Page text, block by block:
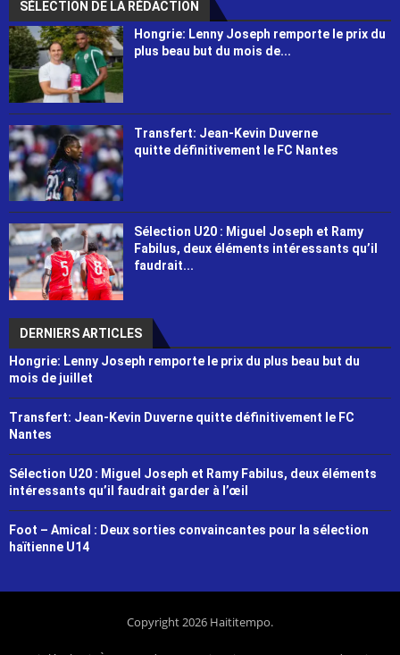
SÉLECTION DE LA RÉDACTION
Hongrie: Lenny Joseph remporte le prix du
plus beau but du mois de...
Transfert: Jean-Kevin Duverne
quitte définitivement le FC Nantes
Sélection U20 : Miguel Joseph et Ramy
Fabilus, deux éléments intéressants qu’il
faudrait...
DERNIERS ARTICLES
Hongrie: Lenny Joseph remporte le prix du plus beau but du
mois de juillet
Transfert: Jean-Kevin Duverne quitte définitivement le FC
Nantes
Sélection U20 : Miguel Joseph et Ramy Fabilus, deux éléments
intéressants qu’il faudrait garder à l’œil
Foot – Amical : Deux sorties convaincantes pour la sélection
haïtienne U14
Copyright 2026 Haititempo.